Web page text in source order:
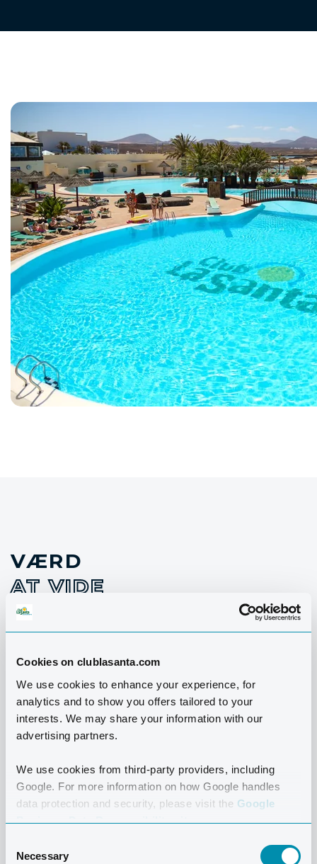
Cookies on clublasanta.com
We use cookies to enhance your experience, for
analytics and to show you offers tailored to your
interests. We may share your information with our
advertising partners.
We use cookies from third-party providers, including
Google. For more information on how Google handles
data protection and security, please visit the Google
Business Data Responsibility site.
Selection
Necessary
VÆRD
AT VIDE